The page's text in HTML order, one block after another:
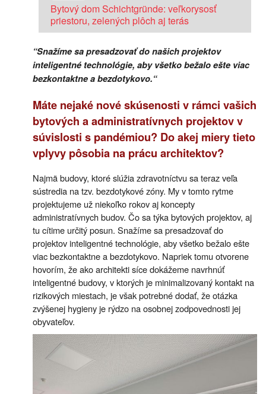
Bytový dom Schichtgründe: veľkorysosť
priestoru, zelených plôch aj terás
“Snažíme sa presadzovať do našich projektov
inteligentné technológie, aby všetko bežalo ešte viac
bezkontaktne a bezdotykovo.“
Máte nejaké nové skúsenosti v rámci vašich
bytových a administratívnych projektov v
súvislosti s pandémiou? Do akej miery tieto
vplyvy pôsobia na prácu architektov?
Najmä budovy, ktoré slúžia zdravotníctvu sa teraz veľa
sústredia na tzv. bezdotykové zóny. My v tomto rytme
projektujeme už niekoľko rokov aj koncepty
administratívnych budov. Čo sa týka bytových projektov, aj
tu cítime určitý posun. Snažíme sa presadzovať do
projektov inteligentné technológie, aby všetko bežalo ešte
viac bezkontaktne a bezdotykovo. Napriek tomu otvorene
hovorím, že ako architekti síce dokážeme navrhnúť
inteligentné budovy, v ktorých je minimalizovaný kontakt na
rizikových miestach, je však potrebné dodať, že otázka
zvýšenej hygieny je rýdzo na osobnej zodpovednosti jej
obyvateľov.